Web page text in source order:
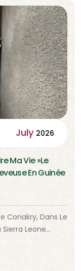
July 2026
Ma Vie »Le
En Guinée
Conakry, Dans Le
Sierra Leone…